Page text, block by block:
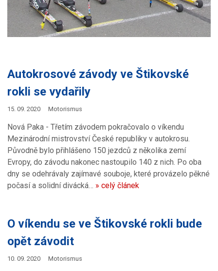
Autokrosové závody ve Štikovské
rokli se vydařily
15. 09. 2020 Motorismus
Nová Paka - Třetím závodem pokračovalo o víkendu
Mezinárodní mistrovství České republiky v autokrosu.
Původně bylo přihlášeno 150 jezdců z několika zemí
Evropy, do závodu nakonec nastoupilo 140 z nich. Po oba
dny se odehrávaly zajímavé souboje, které provázelo pěkné
počasí a solidní divácká… » celý článek
O víkendu se ve Štikovské rokli bude
opět závodit
10. 09. 2020 Motorismus